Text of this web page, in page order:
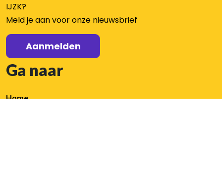
IJZK?
Meld je aan voor onze nieuwsbrief
Aanmelden
Ga naar
Home